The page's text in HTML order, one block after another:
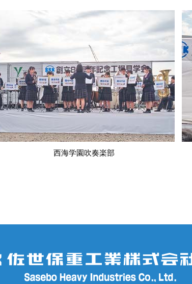
西海学園吹奏楽部